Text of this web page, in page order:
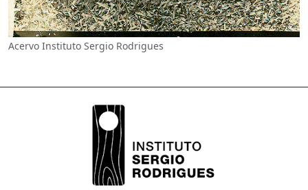
Acervo Instituto Sergio Rodrigues